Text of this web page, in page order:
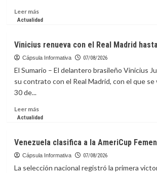
Leer másLeer
más
de
la
NASA
paneles
la
EEI
Actualidad
Vinicius renueva con el Real Madrid
Cápsula Informativa 07/08/2026
El Sumario – El delantero brasileño Vinicius
su contrato con el Real Madrid, con el que se
30 de...
Leer másLeer
más
renueva
con
el
Actualidad
Venezuela clasifica a la AmeriCup
Cápsula Informativa 07/08/2026
La selección nacional registró la primera